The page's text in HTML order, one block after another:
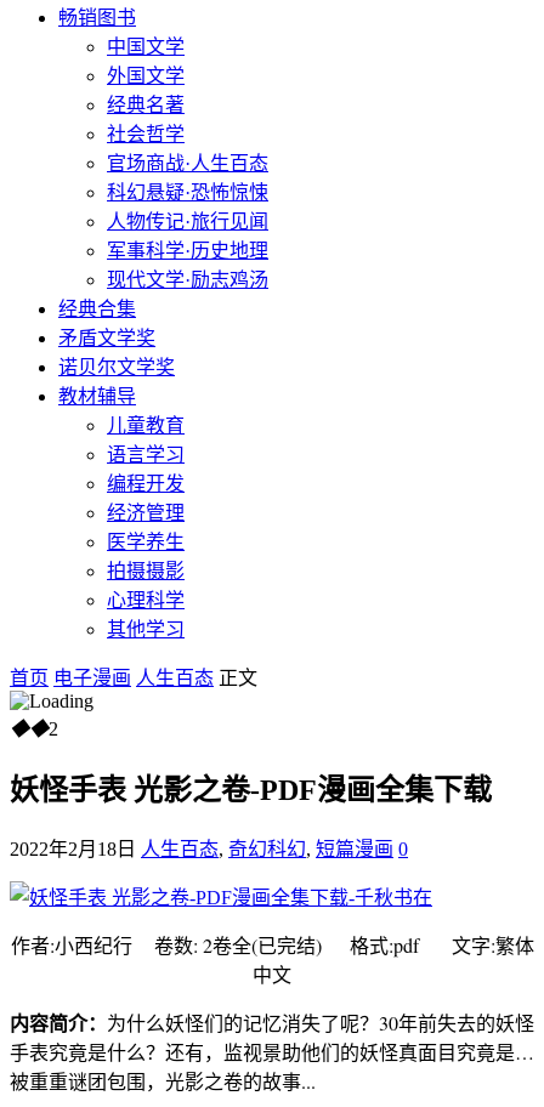
畅销图书
中国文学
外国文学
经典名著
社会哲学
官场商战·人生百态
科幻悬疑·恐怖惊悚
人物传记·旅行见闻
军事科学·历史地理
现代文学·励志鸡汤
经典合集
矛盾文学奖
诺贝尔文学奖
教材辅导
儿童教育
语言学习
编程开发
经济管理
医学养生
拍摄摄影
心理科学
其他学习
首页 电子漫画 人生百态 正文
◆◆2
妖怪手表 光影之卷-PDF漫画全集下载
2022年2月18日 人生百态, 奇幻科幻, 短篇漫画 0
作者:小西纪行 卷数: 2卷全(已完结) 格式:pdf 文字:繁体
中文
内容简介： 为什么妖怪们的记忆消失了呢？30年前失去的妖怪
手表究竟是什么？还有，监视景助他们的妖怪真面目究竟是…
被重重谜团包围，光影之卷的故事...